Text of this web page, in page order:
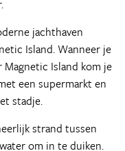
jachthaven
Island. Wanneer je
Island kom je
een supermarkt en
stadje.
strand tussen
om in te duiken.